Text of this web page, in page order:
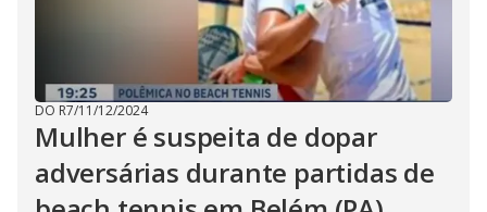
DO R7/11/12/2024
Mulher é suspeita de dopar
adversárias durante partidas de